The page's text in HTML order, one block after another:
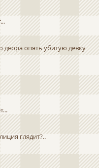
двора опять убитую девку
глядит?..